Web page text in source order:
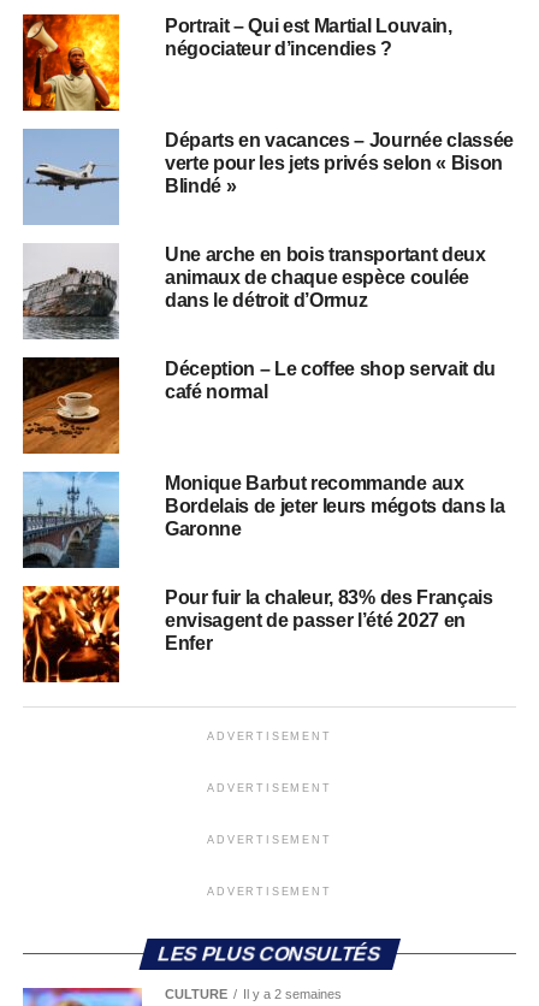
Portrait – Qui est Martial Louvain,
négociateur d’incendies ?
Départs en vacances – Journée classée
verte pour les jets privés selon « Bison
Blindé »
Une arche en bois transportant deux
animaux de chaque espèce coulée
dans le détroit d’Ormuz
Déception – Le coffee shop servait du
café normal
Monique Barbut recommande aux
Bordelais de jeter leurs mégots dans la
Garonne
Pour fuir la chaleur, 83% des Français
envisagent de passer l’été 2027 en
Enfer
ADVERTISEMENT
ADVERTISEMENT
ADVERTISEMENT
ADVERTISEMENT
LES PLUS CONSULTÉS
CULTURE Il y a 2 semaines